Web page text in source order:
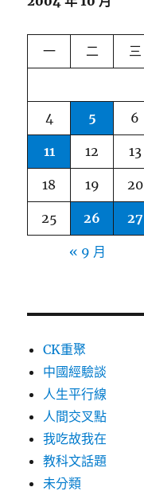
一 二 三
4 5 6
11 12 13
18 19 20
25 26 27
« 9 月
CK重聚
中國經驗談
人生平行線
人間交叉點
我吃故我在
教科文話題
未分類